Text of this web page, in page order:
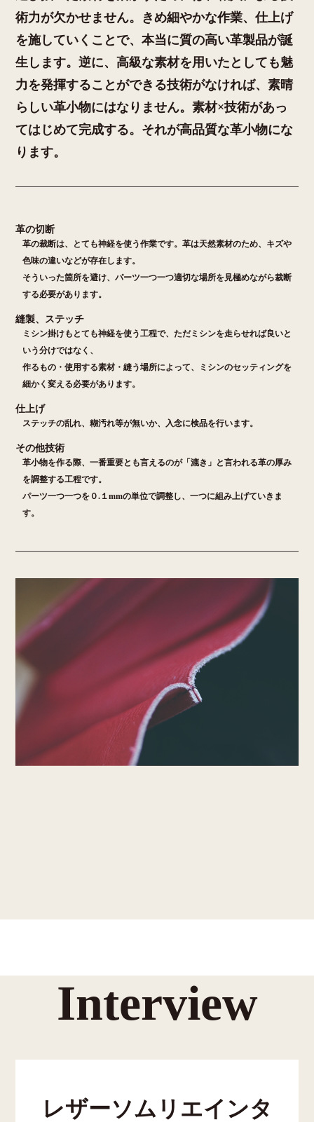
術力が欠かせません。きめ細やかな作業、仕上げ
を施していくことで、本当に質の高い革製品が誕
生します。逆に、高級な素材を用いたとしても魅
力を発揮することができる技術がなければ、素晴
らしい革小物にはなりません。素材×技術があっ
てはじめて完成する。それが高品質な革小物にな
ります。
革の切断
革の裁断は、とても神経を使う作業です。革は天然素材のため、キズや
色味の違いなどが存在します。
そういった箇所を避け、パーツ一つ一つ適切な場所を見極めながら裁断
する必要があります。
縫製、ステッチ
ミシン掛けもとても神経を使う工程で、ただミシンを走らせれば良いと
いう分けではなく、
作るもの・使用する素材・縫う場所によって、ミシンのセッティングを
細かく変える必要があります。
仕上げ
ステッチの乱れ、糊汚れ等が無いか、入念に検品を行います。
その他技術
革小物を作る際、一番重要とも言えるのが「漉き」と言われる革の厚み
を調整する工程です。
パーツ一つ一つを０.１mmの単位で調整し、一つに組み上げていきま
す。
Interview
レザーソムリエインタ